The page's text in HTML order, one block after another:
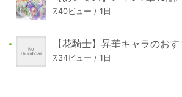
7.40ビュー / 1日
【花騎士】昇華キャラのおす
7.34ビュー / 1日